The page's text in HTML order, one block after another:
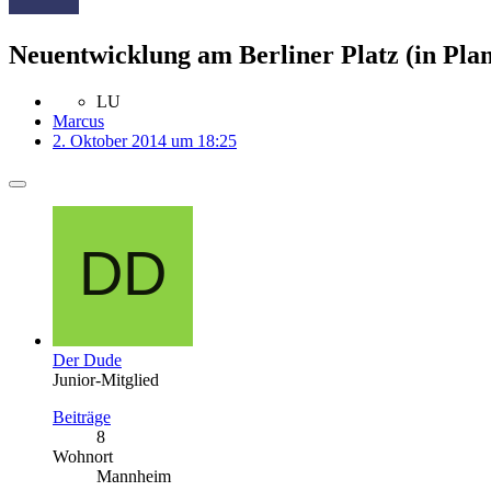
Neuentwicklung am Berliner Platz (in
LU
Marcus
2. Oktober 2014 um 18:25
Der Dude
Junior-Mitglied
Beiträge
8
Wohnort
Mannheim